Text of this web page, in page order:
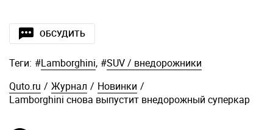
ОБСУДИТЬ
Теги: #Lamborghini, #SUV / внедорожники
Quto.ru / Журнал / Новинки /
Lamborghini снова выпустит внедорожный суперкар